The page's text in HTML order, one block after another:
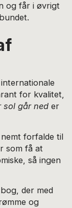
og får i øvrigt
for kvalitet,
sol går neder
forfalde til
som få at
så ingen
der med
og